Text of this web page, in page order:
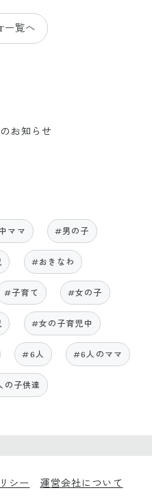
覧へ
お知らせ
ママ #男の子
#おきなわ
#子育て #女の子
#女の子育児中
#6人 #6人のママ
の子供達
シー 運営会社について